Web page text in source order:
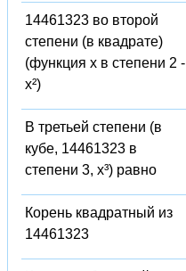
14461323 во второй
степени (в квадрате)
(функция x в степени 2 -
x²)
В третьей степени (в
кубе, 14461323 в
степени 3, x³) равно
Корень квадратный из
14461323